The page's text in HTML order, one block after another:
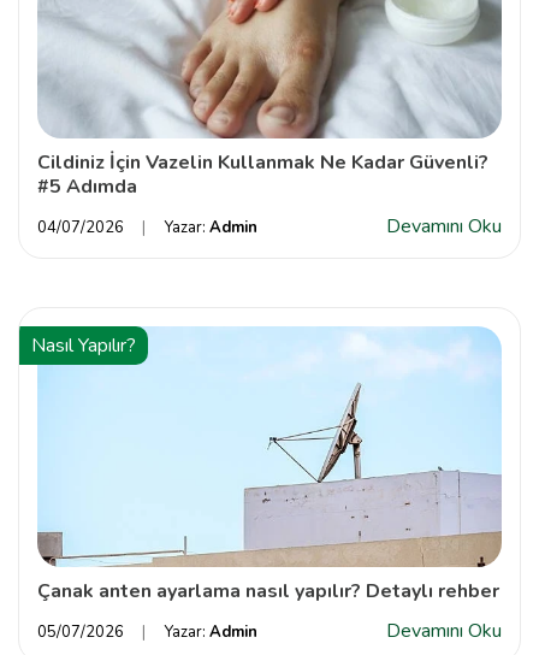
Cildiniz İçin Vazelin Kullanmak Ne Kadar Güvenli?
#5 Adımda
04/07/2026 Yazar: Admin Devamını Oku
Nasıl Yapılır?
Çanak anten ayarlama nasıl yapılır? Detaylı rehber
05/07/2026 Yazar: Admin Devamını Oku